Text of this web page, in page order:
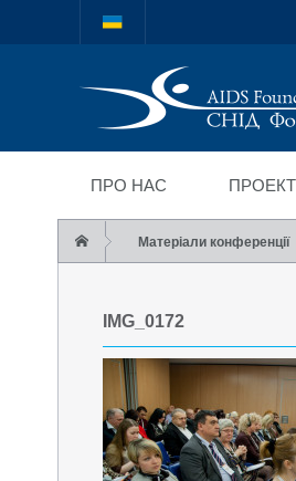
"СНІД
ПРО НАС
Матеріали конференції
IMG_0172